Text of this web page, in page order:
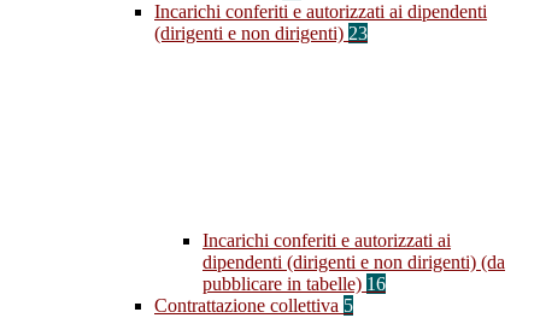
Incarichi conferiti e autorizzati ai dipendenti
(dirigenti e non dirigenti) 23
Incarichi conferiti e autorizzati ai
dipendenti (dirigenti e non dirigenti) (da
pubblicare in tabelle) 16
Contrattazione collettiva 5